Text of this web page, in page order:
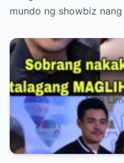
mundo ng showbiz